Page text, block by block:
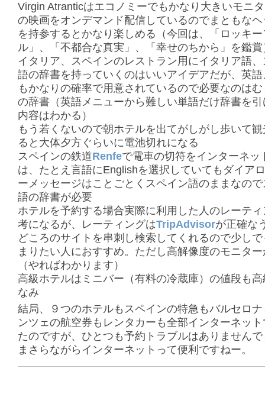
Virgin Atranticはエコノミーでもかなり大きいモニ
の映画をオンデマンド配信しているのでまともな
を持参するとかなり楽しめる（今回は、「ロッキ
ル」、「不都合な真実」、「幸せのちから」を鑑賞
イタリア、スペインのレストラン用にイタリア語
語の辞書を持っていくのはいいアイデアだが、英
もかなりの確率で用意されているので必要なのは
の辞書（英語メニューから難しい単語だけ辞書を
内容はわかる）
もう若くないので朝ホテルを出てがしがし歩いて
ると大体夕方ぐらいに電池切れになる
スペインの鉄道Renfeで電車の切符をインターネッ
は、たとえ言語にEnglishを選択していてもダイア
ーメッセージはことごとくスペイン語のままなの
語の辞書が必要
ホテルを予約する場合実際に利用した人のレーテ
考になるが、レーティングはTripAdvisorが正確な
どころのサイトを串刺し検索してくれるので少し
まりたい人におすすめ。ただし高解像度のモニタ
（やればわかります）
高級ホテルはミニバー（有料の冷蔵庫）の値段も
なみ
結局、９つのホテルもスペインの特急もバルセロ
ンツェの航空券もレンタカーも全部インターネッ
たのですが、ひとつも予約トラブルはありません
まさらながらインターネットって便利ですねー。